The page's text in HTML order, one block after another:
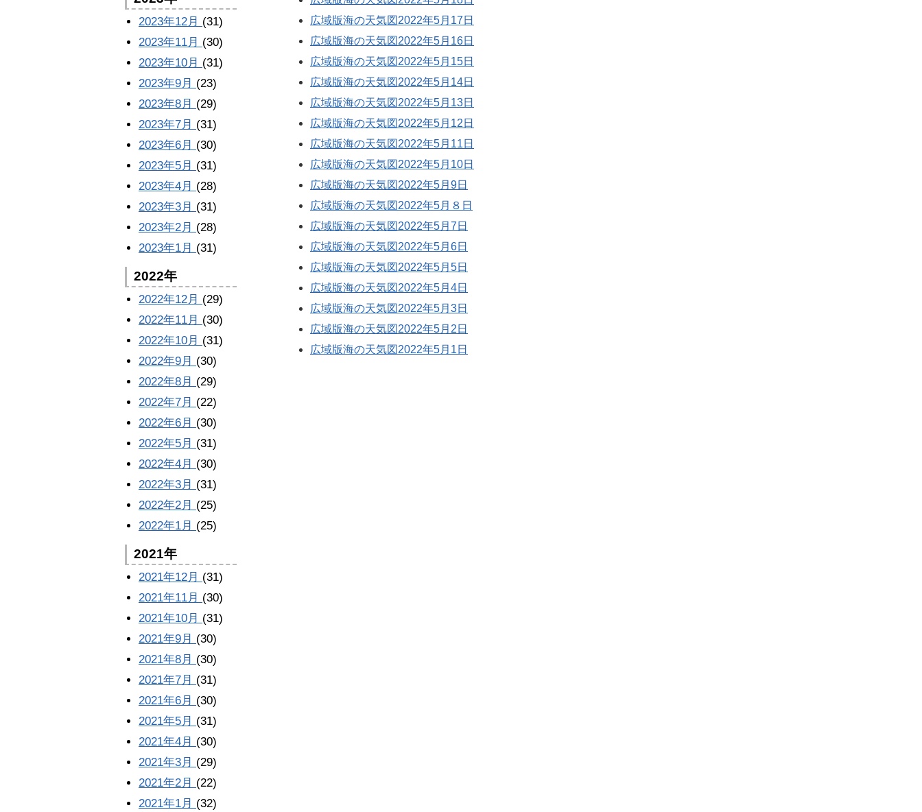
広域版海の天気図2022年5月17日
広域版海の天気図2022年5月16日
広域版海の天気図2022年5月15日
広域版海の天気図2022年5月14日
広域版海の天気図2022年5月13日
広域版海の天気図2022年5月12日
広域版海の天気図2022年5月11日
広域版海の天気図2022年5月10日
広域版海の天気図2022年5月9日
広域版海の天気図2022年5月８日
広域版海の天気図2022年5月7日
広域版海の天気図2022年5月6日
広域版海の天気図2022年5月5日
広域版海の天気図2022年5月4日
広域版海の天気図2022年5月3日
広域版海の天気図2022年5月2日
広域版海の天気図2022年5月1日
2023年12月 (31)
2023年11月 (30)
2023年10月 (31)
2023年9月 (23)
2023年8月 (29)
2023年7月 (31)
2023年6月 (30)
2023年5月 (31)
2023年4月 (28)
2023年3月 (31)
2023年2月 (28)
2023年1月 (31)
2022年
2022年12月 (29)
2022年11月 (30)
2022年10月 (31)
2022年9月 (30)
2022年8月 (29)
2022年7月 (22)
2022年6月 (30)
2022年5月 (31)
2022年4月 (30)
2022年3月 (31)
2022年2月 (25)
2022年1月 (25)
2021年
2021年12月 (31)
2021年11月 (30)
2021年10月 (31)
2021年9月 (30)
2021年8月 (30)
2021年7月 (31)
2021年6月 (30)
2021年5月 (31)
2021年4月 (30)
2021年3月 (29)
2021年2月 (22)
2021年1月 (32)